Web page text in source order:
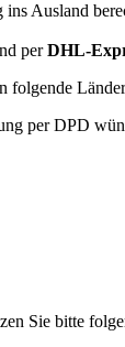
Ausland
perDHL-
folgende
per DPD
Sie bitte